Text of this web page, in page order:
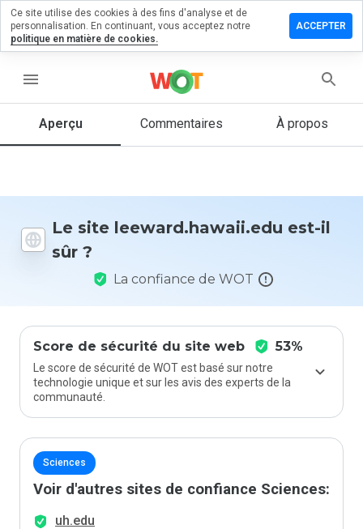
menu
Aperçu Commentaires À propos
Le site leeward.hawaii.edu est-il
sûr ?
La confiance de WOT
Score de sécurité du site web 53%
Le score de sécurité de WOT est basé sur notre
technologie unique et sur les avis des experts de la
communauté.
Sciences
Voir d'autres sites de confiance Sciences:
uh.edu
un
sur
Quelle
donneriez-
Ce site utilise des cookies à des fins d'analyse et de
personnalisation. En continuant, vous acceptez notre
politique en matière de cookies.
ACCEPTER